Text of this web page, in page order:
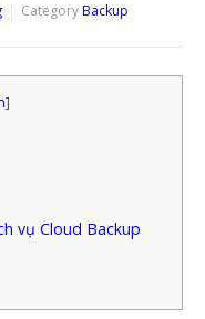
CategoryBackup
]
vụ Cloud Backup